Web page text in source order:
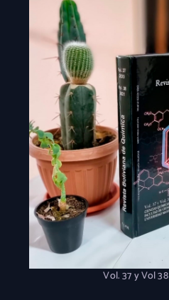
Vol. 37 y Vol 38